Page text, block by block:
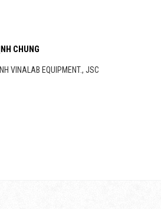
CHUNG
VINALAB EQUIPMENT., JSC